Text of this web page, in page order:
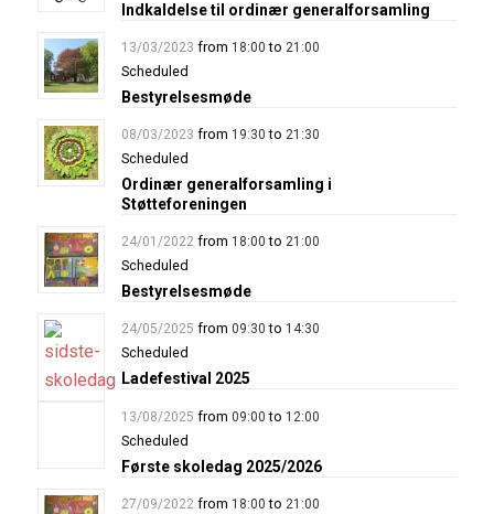
Indkaldelse til ordinær generalforsamling
13/03/2023 from 18:00 to 21:00
Scheduled
Bestyrelsesmøde
08/03/2023 from 19:30 to 21:30
Scheduled
Ordinær generalforsamling i
Støtteforeningen
24/01/2022 from 18:00 to 21:00
Scheduled
Bestyrelsesmøde
24/05/2025 from 09:30 to 14:30
Scheduled
Ladefestival 2025
13/08/2025 from 09:00 to 12:00
Scheduled
Første skoledag 2025/2026
27/09/2022 from 18:00 to 21:00